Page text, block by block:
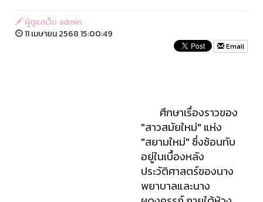
ผู้ดูแลเว็บ admin
11 เมษายน 2568 15:00:49
Email
ศึกษาเรื่องราวของ
"สาวสมัยใหม่" แห่ง
"สยามใหม่" ซึ่งช้อนทับ
อยู่ในเบื้องหลัง
ประวัติศาสตร์ของนาง
พยาบาลและนาง